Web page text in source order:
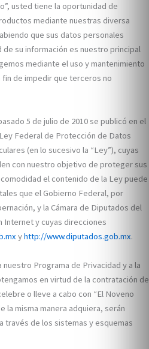
usted tiene la oportunidad de
mediante nuestras diversa
que sus datos personales
su información es nuestro principal
mediante el uso y mantenimiento
de impedir que terceros no
5 de julio de 2010 se publicó en el
Federal de Protección de Datos
(en lo sucesivo la “Ley”), cuyas
con nuestro objetivo de proteger sus
el contenido de la Ley puede
que el Gobierno Federal, por
y la Cámara de Diputados del
Internet y cuyas direcciones
yhttp://www.diputados.gob.mx.
Programa de Privacidad y a la
en virtud de la contratación de
o lleve a cabo con “El Noveno
la misma manera adquiera, serán
través de los sistemas y esquemas